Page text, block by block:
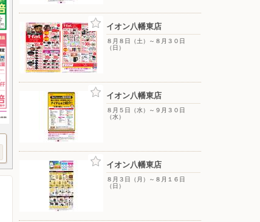
イオン八幡東店
８月８日（土）～８月３０日
（日）
イオン八幡東店
８月５日（水）～９月３０日
（水）
イオン八幡東店
８月３日（月）～８月１６日
（日）